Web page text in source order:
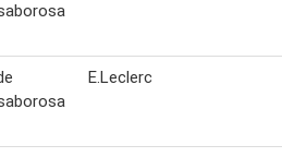
E.Leclerc